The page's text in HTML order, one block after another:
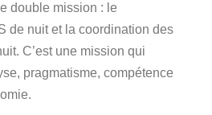
double mission : le
de nuit et la coordination des
C’est une mission qui
pragmatisme, compétence